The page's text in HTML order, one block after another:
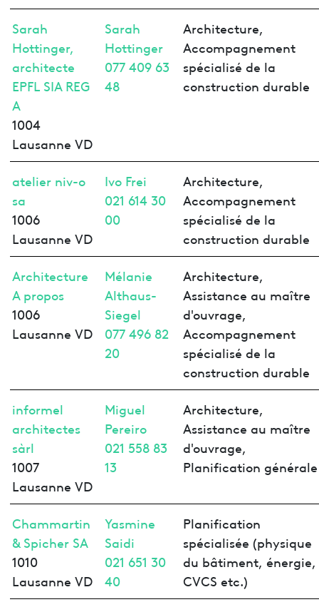
Sarah
Hottinger,
architecte
EPFL SIA REG
A
1004
Lausanne VD
Sarah
Hottinger
077 409 63
48
Architecture,
Accompagnement
spécialisé de la
construction durable
atelier niv-o
sa
1006
Lausanne VD
Ivo Frei
021 614 30
00
Architecture,
Accompagnement
spécialisé de la
construction durable
Architecture
A propos
1006
Lausanne VD
Mélanie
Althaus-
Siegel
077 496 82
20
Architecture,
Assistance au maître
d'ouvrage,
Accompagnement
spécialisé de la
construction durable
informel
architectes
sàrl
1007
Lausanne VD
Miguel
Pereiro
021 558 83
13
Architecture,
Assistance au maître
d'ouvrage,
Planification générale
Chammartin
& Spicher SA
1010
Lausanne VD
Yasmine
Saidi
021 651 30
40
Planification
spécialisée (physique
du bâtiment, énergie,
CVCS etc.)